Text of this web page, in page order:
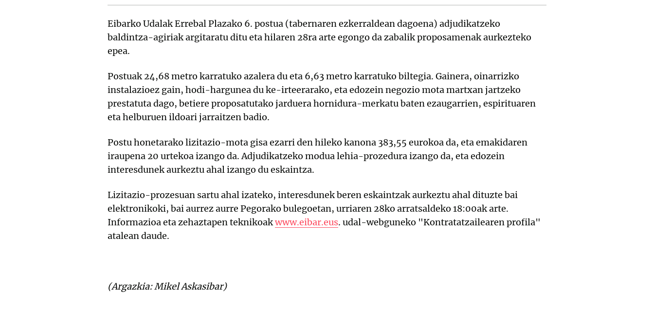
Eibarko Udalak Errebal Plazako 6. postua (tabernaren ezkerraldean dagoena) adjudikatzeko
baldintza-agiriak argitaratu ditu eta hilaren 28ra arte egongo da zabalik proposamenak aurkezteko
epea.
Postuak 24,68 metro karratuko azalera du eta 6,63 metro karratuko biltegia. Gainera, oinarrizko
instalazioez gain, hodi-hargunea du ke-irteerarako, eta edozein negozio mota martxan jartzeko
prestatuta dago, betiere proposatutako jarduera hornidura-merkatu baten ezaugarrien, espirituaren
eta helburuen ildoari jarraitzen badio.
Postu honetarako lizitazio-mota gisa ezarri den hileko kanona 383,55 eurokoa da, eta emakidaren
iraupena 20 urtekoa izango da. Adjudikatzeko modua lehia-prozedura izango da, eta edozein
interesdunek aurkeztu ahal izango du eskaintza.
Lizitazio-prozesuan sartu ahal izateko, interesdunek beren eskaintzak aurkeztu ahal dituzte bai
elektronikoki, bai aurrez aurre Pegorako bulegoetan, urriaren 28ko arratsaldeko 18:00ak arte.
Informazioa eta zehaztapen teknikoakwww.eibar.eus. udal-webguneko "Kontratatzailearen profila"
atalean daude.
(Argazkia: Mikel Askasibar)